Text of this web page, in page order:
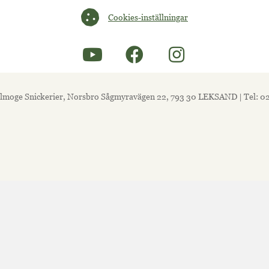
Cookies-inställningar
Cookies-inställningar
Snickerier, Norsbro Sågmyravägen 22, 793 30 LEKSAND | Tel: